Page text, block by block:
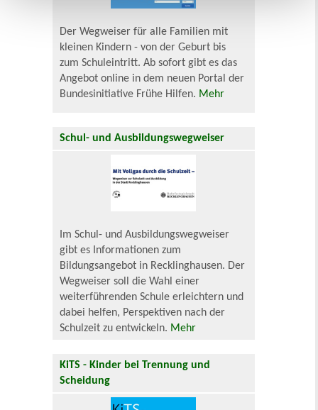
Der Wegweiser für alle Familien mit
kleinen Kindern - von der Geburt bis
zum Schuleintritt. Ab sofort gibt es das
Angebot online in dem neuen Portal der
Bundesinitiative Frühe Hilfen. Mehr
Schul- und Ausbildungswegweiser
Im Schul- und Ausbildungswegweiser
gibt es Informationen zum
Bildungsangebot in Recklinghausen. Der
Wegweiser soll die Wahl einer
weiterführenden Schule erleichtern und
dabei helfen, Perspektiven nach der
Schulzeit zu entwickeln. Mehr
KiTS - Kinder bei Trennung und
Scheidung